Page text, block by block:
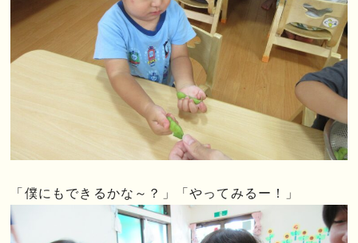
「僕にもできるかな～？」「やってみるー！」